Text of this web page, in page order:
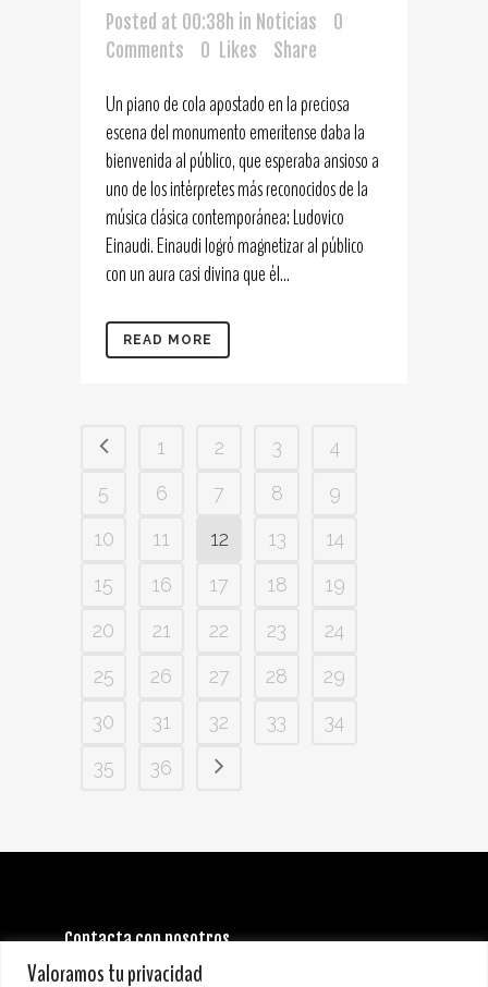
Valoramos tu privacidad
Posted at 00:38h in Noticias
0
Comments
0 Likes Share
Un piano de cola apostado en la preciosa
escena del monumento emeritense daba la
bienvenida al público, que esperaba ansioso a
uno de los intérpretes más reconocidos de la
música clásica contemporánea: Ludovico
Einaudi. Einaudi logró magnetizar al público
con un aura casi divina que él...
READ MORE
1 2 3
4
5
6 7 8
9
10
11 12 13
14
15
16 17 18
19
20
21 22 23
24
25
26 27 28
29
30
31 32 33
34
35
36
Contacta con nosotros
INFORMACIÓN GENERAL: